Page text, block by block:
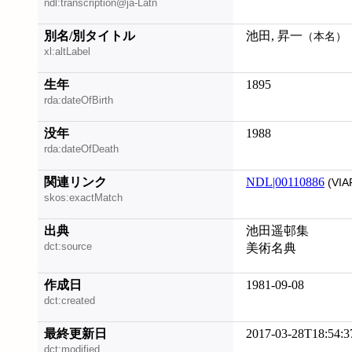
ndl:transcription@ja-Latn
別名/別タイトル
xl:altLabel
池田, 昇一 （本名）
生年
rda:dateOfBirth
1895
没年
rda:dateOfDeath
1988
関連リンク
skos:exactMatch
NDL|00110886
出典
dct:source
池田遥邨集
美術名典
作成日
dct:created
1981-09-08
最終更新日
dct:modified
2017-03-